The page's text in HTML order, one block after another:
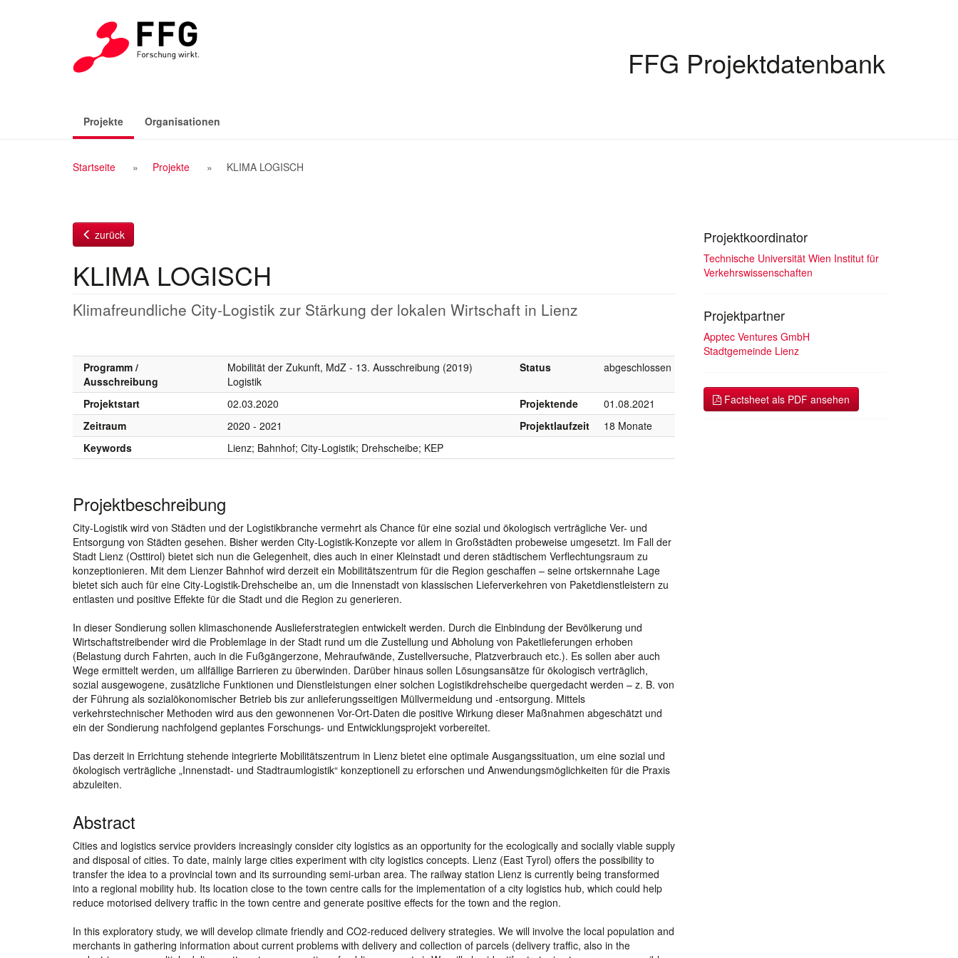
FFG Projektdatenbank
Projekte(aktiv)Organisationen
Breadcrumb
Startseite Projekte KLIMA LOGISCH
zurück
KLIMA LOGISCH
Klimafreundliche City-Logistik zur Stärkung der lokalen Wirtschaft in Lienz
Programm /
Ausschreibung
Mobilität der Zukunft, MdZ - 13. Ausschreibung (2019)
Logistik
Status abgeschlossen
Projektstart 02.03.2020 Projektende
01.08.2021
Zeitraum
2020 - 2021 Projektlaufzeit
18 Monate
Keywords
Lienz; Bahnhof; City-Logistik; Drehscheibe; KEP
Projektbeschreibung
City-Logistik wird von Städten und der Logistikbranche vermehrt als Chance für eine sozial und ökologisch verträgliche Ver- und
Entsorgung von Städten gesehen. Bisher werden City-Logistik-Konzepte vor allem in Großstädten probeweise umgesetzt. Im Fall der
Stadt Lienz (Osttirol) bietet sich nun die Gelegenheit, dies auch in einer Kleinstadt und deren städtischem Verflechtungsraum zu
konzeptionieren. Mit dem Lienzer Bahnhof wird derzeit ein Mobilitätszentrum für die Region geschaffen – seine ortskernnahe Lage
bietet sich auch für eine City-Logistik-Drehscheibe an, um die Innenstadt von klassischen Lieferverkehren von Paketdienstleistern zu
entlasten und positive Effekte für die Stadt und die Region zu generieren.
In dieser Sondierung sollen klimaschonende Auslieferstrategien entwickelt werden. Durch die Einbindung der Bevölkerung und
Wirtschaftstreibender wird die Problemlage in der Stadt rund um die Zustellung und Abholung von Paketlieferungen erhoben
(Belastung durch Fahrten, auch in die Fußgängerzone, Mehraufwände, Zustellversuche, Platzverbrauch etc.). Es sollen aber auch
Wege ermittelt werden, um allfällige Barrieren zu überwinden. Darüber hinaus sollen Lösungsansätze für ökologisch verträglich,
sozial ausgewogene, zusätzliche Funktionen und Dienstleistungen einer solchen Logistikdrehscheibe quergedacht werden – z. B. von
der Führung als sozialökonomischer Betrieb bis zur anlieferungsseitigen Müllvermeidung und -entsorgung. Mittels
verkehrstechnischer Methoden wird aus den gewonnenen Vor-Ort-Daten die positive Wirkung dieser Maßnahmen abgeschätzt und
ein der Sondierung nachfolgend geplantes Forschungs- und Entwicklungsprojekt vorbereitet.
Das derzeit in Errichtung stehende integrierte Mobilitätszentrum in Lienz bietet eine optimale Ausgangssituation, um eine sozial und
ökologisch verträgliche „Innenstadt- und Stadtraumlogistik“ konzeptionell zu erforschen und Anwendungsmöglichkeiten für die Praxis
abzuleiten.
Abstract
Cities and logistics service providers increasingly consider city logistics as an opportunity for the ecologically and socially viable supply
and disposal of cities. To date, mainly large cities experiment with city logistics concepts. Lienz (East Tyrol) offers the possibility to
transfer the idea to a provincial town and its surrounding semi-urban area. The railway station Lienz is currently being transformed
into a regional mobility hub. Its location close to the town centre calls for the implementation of a city logistics hub, which could help
reduce motorised delivery traffic in the town centre and generate positive effects for the town and the region.
In this exploratory study, we will develop climate friendly and CO2-reduced delivery strategies. We will involve the local population and
merchants in gathering information about current problems with delivery and collection of parcels (delivery traffic, also in the
Projektkoordinator
Technische Universität Wien Institut für
Verkehrswissenschaften
Projektpartner
Apptec Ventures GmbH
Stadtgemeinde Lienz
Factsheet als PDF ansehen